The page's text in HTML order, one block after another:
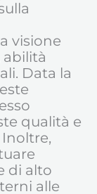
visione
Data la
qualità e
di alto
alle